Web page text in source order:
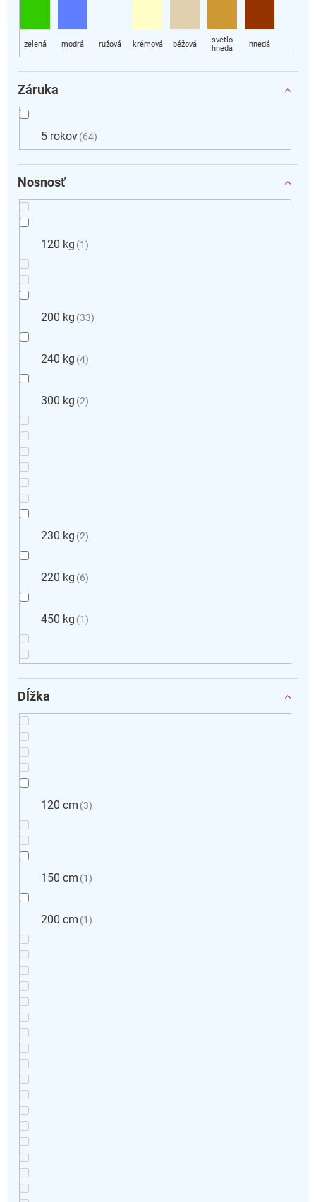
Záruka
5 rokov 64
Nosnosť
120 kg 1
200 kg 33
240 kg 4
300 kg 2
230 kg 2
220 kg 6
450 kg 1
Dĺžka
120 cm 3
150 cm 1
200 cm 1